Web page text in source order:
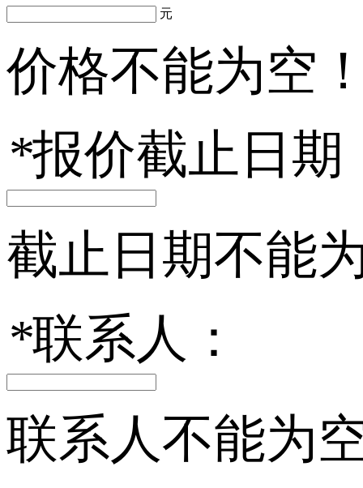
元
价格不能为空
*报价截止日期
截止日期不能
*联系人：
联系人不能为